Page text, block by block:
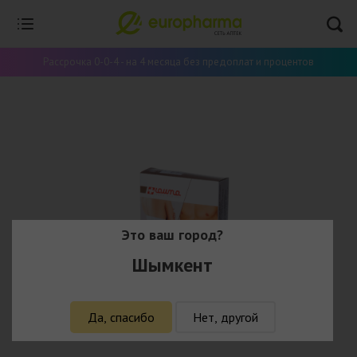
Рассрочка 0-0-4 - на 4 месяца без предоплат и процентов
Это ваш город?
Шымкент
Да, спасибо Нет, другой